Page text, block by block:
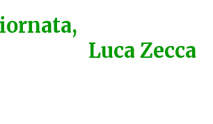
Luca Zecca